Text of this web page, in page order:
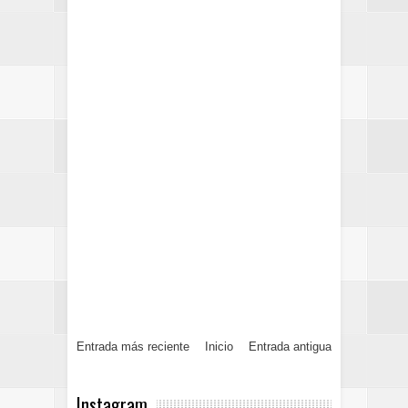
Entrada más reciente Entrada antigua
Inicio